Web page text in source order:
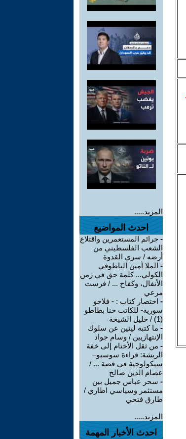
المزيد.....
احدث المواضيع
- جرائم المستعمرين واقتلاع
الشعب الفلسطيني من
أرضه / سري القدوة
- الملا أمين الباطوفي
الكولي... كلمة حق في زمن
الأنفال، وكفاح ... / فرست
مرعي
- اختصار كتاب : - فلاحو
سورية- للكاتب حنا بطاطو
(1) / خليل الشيخة
- ما كتبه لينين عن سلوك
الإنتهازيين / وسام جواد
- من ثقل الأختام إلى خفة
الريشة: قراءة سوسيو–
سيكولوجية في قصة ... /
عصام الدين صالح
- سحر عباس جميل بين
مستثمر وسياسي اطاري /
طارق فتحي
المزيد.....
احدث الأخبار المهمة